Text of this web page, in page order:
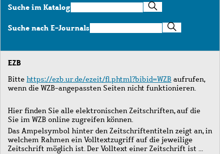
Suche im KatalogSuche
im
Katalog
Suche nach E-JournalsSuche
nach
Journals
EZB
Bitte https://ezb.ur.de/ezeit/fl.phtml?bibid=WZB aufrufen,
wenn die WZB-angepassten Seiten nicht funktionieren.
Hier finden Sie alle elektronischen Zeitschriften, auf die
Sie im WZB online zugreifen können.
Das Ampelsymbol hinter den Zeitschriftentiteln zeigt an, in
welchem Rahmen ein Volltextzugriff auf die jeweilige
Zeitschrift möglich ist. Der Volltext einer Zeitschrift ist …